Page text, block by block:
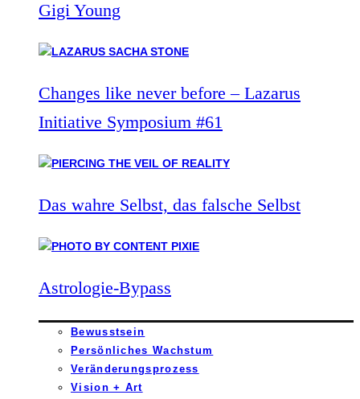
Gigi Young
Changes like never before – Lazarus
Initiative Symposium #61
Das wahre Selbst, das falsche Selbst
Astrologie-Bypass
Bewusstsein
Persönliches Wachstum
Veränderungsprozess
Vision + Art